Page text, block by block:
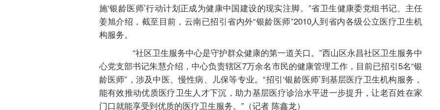
施‘银龄医师’行动计划正成为健康中国建设的现实注脚。”省卫生健康委党组书记、主任
姜旭介绍，截至目前，云南已招引省内外“银龄医师”2010人到省内各级公立医疗卫生机
构服务。
“社区卫生服务中心是守护群众健康的第一道关口。”西山区永昌社区卫生服务中
心党支部书记朱慧介绍，中心负责辖区7万余名市民的健康管理工作，目前已招引5名“银
龄医师”，涉及中医、慢性病、儿保等专业。“招引‘银龄医师’到基层医疗卫生机构服务，
能有效推动优质医疗卫生人才下沉，助力基层医疗诊治水平进一步提升，让老百姓在家
门口就能享受到优质的医疗卫生服务。”（记者 陈鑫龙）